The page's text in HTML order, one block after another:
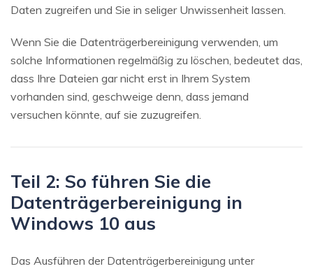
Daten zugreifen und Sie in seliger Unwissenheit lassen.
Wenn Sie die Datenträgerbereinigung verwenden, um
solche Informationen regelmäßig zu löschen, bedeutet das,
dass Ihre Dateien gar nicht erst in Ihrem System
vorhanden sind, geschweige denn, dass jemand
versuchen könnte, auf sie zuzugreifen.
Teil 2: So führen Sie die
Datenträgerbereinigung in
Windows 10 aus
Das Ausführen der Datenträgerbereinigung unter